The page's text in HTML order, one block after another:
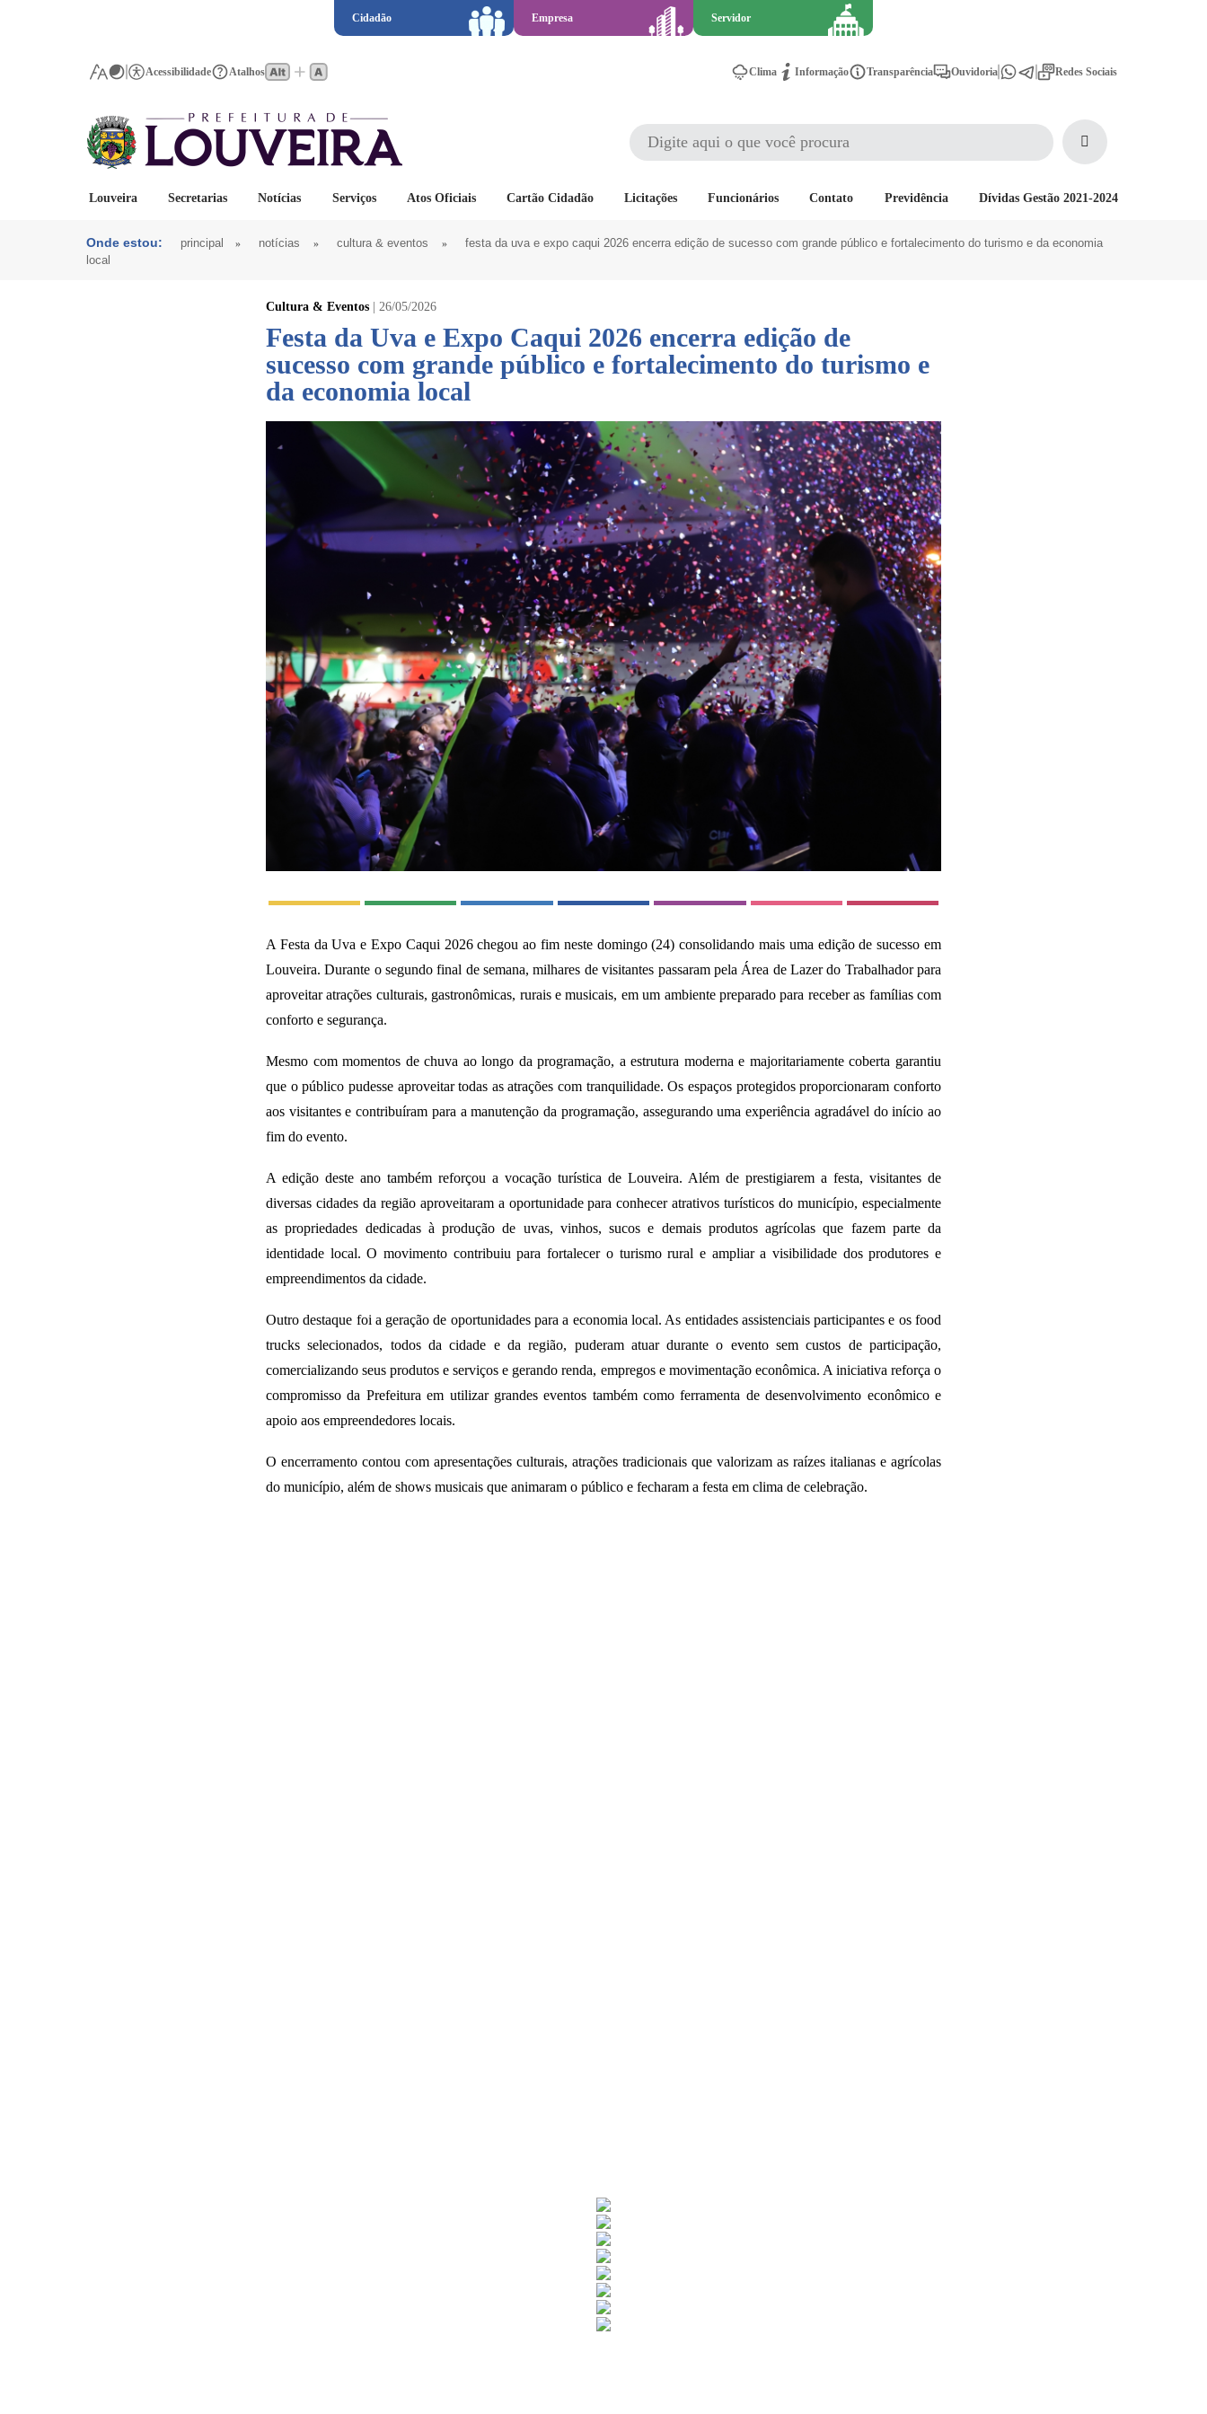
Cidadão Empresa Servidor
Acessibilidade Atalhos Clima Informação Transparência Ouvidoria Redes Sociais
Louveira Secretarias Notícias Serviços Atos Oficiais Cartão Cidadão Licitações Funcionários Contato Previdência Dívidas Gestão 2021-2024
Onde estou: principal » notícias » cultura & eventos »
festa da uva e expo caqui 2026 encerra edição de sucesso com grande público e fortalecimento do turismo e da economia
local
Cultura & Eventos | 26/05/2026
Festa da Uva e Expo Caqui 2026 encerra edição de
sucesso com grande público e fortalecimento do turismo e
da economia local
A Festa da Uva e Expo Caqui 2026 chegou ao fim neste domingo (24) consolidando mais uma edição de sucesso em
Louveira. Durante o segundo final de semana, milhares de visitantes passaram pela Área de Lazer do Trabalhador para
aproveitar atrações culturais, gastronômicas, rurais e musicais, em um ambiente preparado para receber as famílias com
conforto e segurança.
Mesmo com momentos de chuva ao longo da programação, a estrutura moderna e majoritariamente coberta garantiu
que o público pudesse aproveitar todas as atrações com tranquilidade. Os espaços protegidos proporcionaram conforto
aos visitantes e contribuíram para a manutenção da programação, assegurando uma experiência agradável do início ao
fim do evento.
A edição deste ano também reforçou a vocação turística de Louveira. Além de prestigiarem a festa, visitantes de
diversas cidades da região aproveitaram a oportunidade para conhecer atrativos turísticos do município, especialmente
as propriedades dedicadas à produção de uvas, vinhos, sucos e demais produtos agrícolas que fazem parte da
identidade local. O movimento contribuiu para fortalecer o turismo rural e ampliar a visibilidade dos produtores e
empreendimentos da cidade.
Outro destaque foi a geração de oportunidades para a economia local. As entidades assistenciais participantes e os food
trucks selecionados, todos da cidade e da região, puderam atuar durante o evento sem custos de participação,
comercializando seus produtos e serviços e gerando renda, empregos e movimentação econômica. A iniciativa reforça o
compromisso da Prefeitura em utilizar grandes eventos também como ferramenta de desenvolvimento econômico e
apoio aos empreendedores locais.
O encerramento contou com apresentações culturais, atrações tradicionais que valorizam as raízes italianas e agrícolas
do município, além de shows musicais que animaram o público e fecharam a festa em clima de celebração.